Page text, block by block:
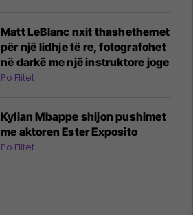
Matt LeBlanc nxit thashethemet
për një lidhje të re, fotografohet
në darkë me një instruktore joge
Po Flitet
Kylian Mbappe shijon pushimet
me aktoren Ester Exposito
Po Flitet